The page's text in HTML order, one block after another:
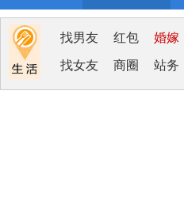
找男友 红包 婚嫁
找女友 商圈 站务